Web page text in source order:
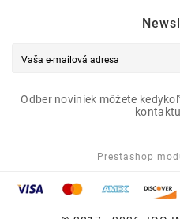
Odber noviniek môžete
Prestashop